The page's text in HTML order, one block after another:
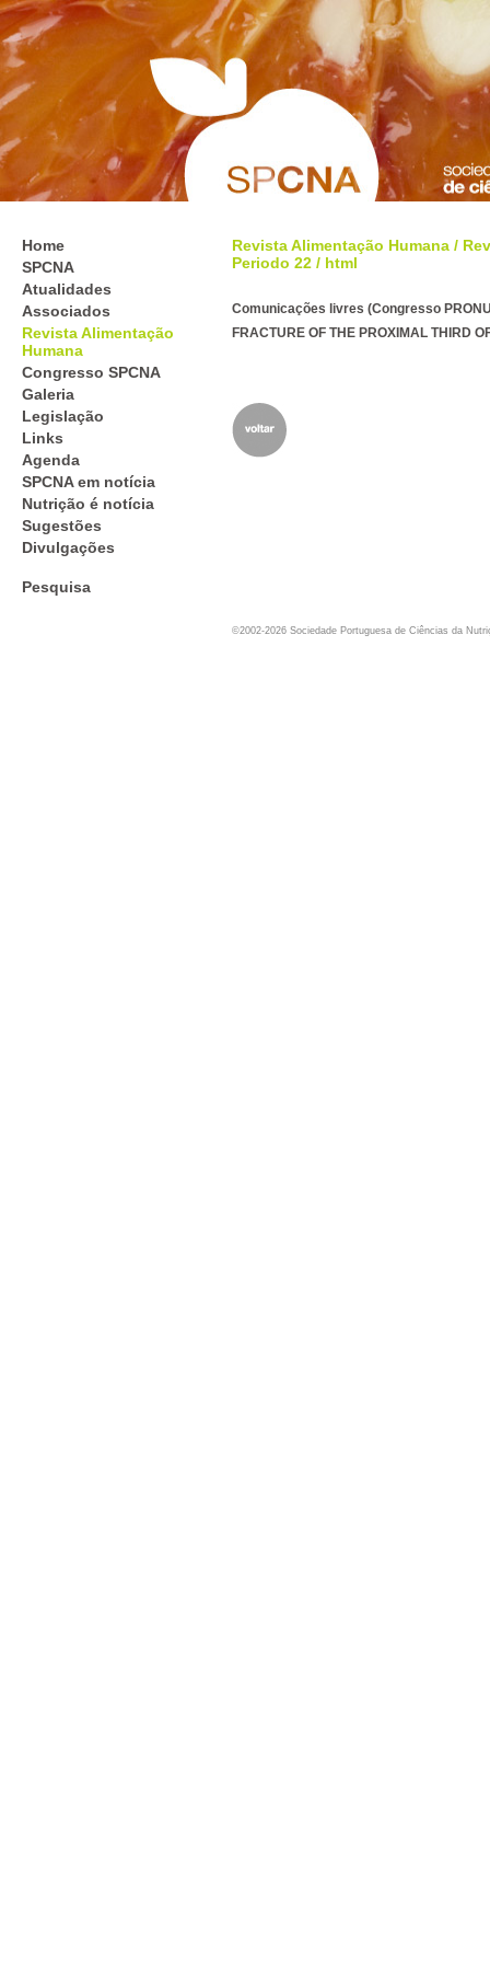
Home
SPCNA
Atualidades
Associados
Revista Alimentação
Humana
Congresso SPCNA
Galeria
Legislação
Links
Agenda
SPCNA em notícia
Nutrição é notícia
Sugestões
Divulgações
Pesquisa
Revista Alimentação Humana /
Periodo 22 / html
Comunicações livres (Congresso
FRACTURE OF THE PROXIMAL THIRD
©2002-2026 Sociedade Portuguesa de Ciências da